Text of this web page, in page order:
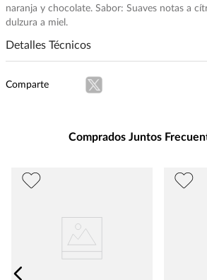
naranja y chocolate. Sabor: Suaves notas a
dulzura a miel.
Detalles Técnicos
Unidad de Medida:
Comparte
Comprados Juntos